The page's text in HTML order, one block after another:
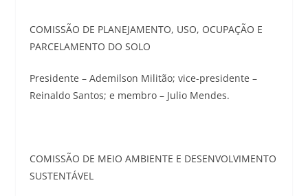
COMISSÃO DE PLANEJAMENTO, USO, OCUPAÇÃO E
PARCELAMENTO DO SOLO
Presidente – Ademilson Militão; vice-presidente –
Reinaldo Santos; e membro – Julio Mendes.
COMISSÃO DE MEIO AMBIENTE E DESENVOLVIMENTO
SUSTENTÁVEL